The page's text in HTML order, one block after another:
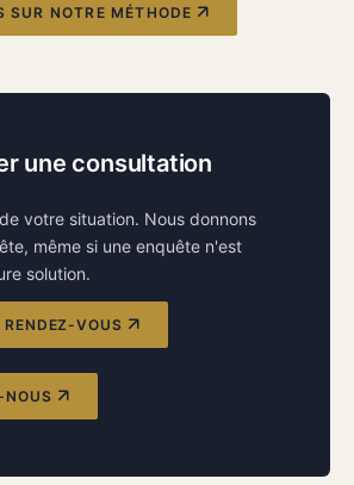
SUR NOTRE MÉTHODE
une consultation
votre situation. Nous donnons
même si une enquête n'est
solution.
RENDEZ-VOUS
NOUS